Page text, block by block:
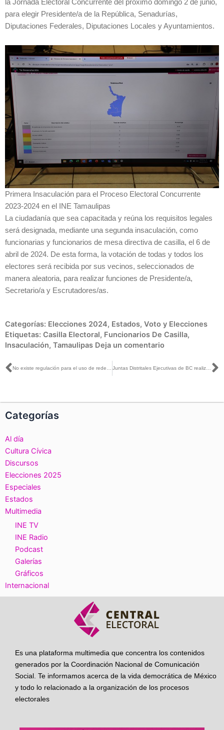
la Jornada Electoral Concurrente del próximo domingo 2 de junio,
para elegir Presidente/a de la República, Senadurías,
Diputaciones Federales, Diputaciones Locales y Ayuntamientos.
Primera Insaculación para el Proceso Electoral Concurrente
2023-2024 en el INE Tamaulipas
La ciudadanía que sea capacitada y reúna los requisitos legales
será designada, mediante una segunda insaculación, como
funcionarias y funcionarios de mesa directiva de casilla, el 6 de
abril de 2024. De esta forma, la votación de todas y todos los
electores será recibida por sus vecinos, seleccionados de
manera aleatoria, para realizar funciones de Presidente/a,
Secretario/a y Escrutadores/as.
Categorías: Elecciones 2024, Estados, Voto y Elecciones
Etiquetas: Casilla Electoral, Funcionarios De Casilla,
Insaculación, Tamaulipas Deja un comentario
Ant No existe regulación para el uso de redes sociales en campañas electorales: Norma De La Cruz con Isaías Robles y Jorge Ramos Juntas Distritales Ejecutivas de BC realizan Primera Insaculación de ciudadanía para Mesas Directivas de Casilla
Categorías
Al día
Cultura Cívica
Discursos
Elecciones 2025
Especiales
Estados
Multimedia
INE TV
INE Radio
Podcast
Galerías
Gráficos
Internacional
Es una plataforma multimedia que concentra los contenidos
generados por la Coordinación Nacional de Comunicación
Social. Te informamos acerca de la vida democrática de México
y todo lo relacionado a la organización de los procesos
electorales